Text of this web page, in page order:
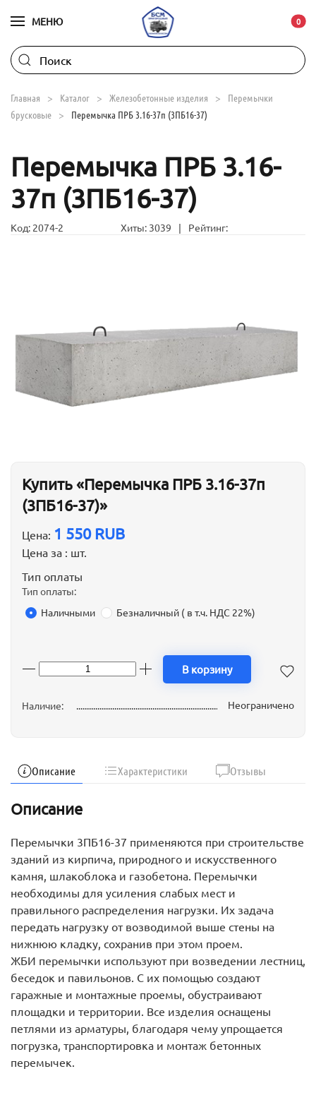
МЕНЮ 0В
Главная Каталог Железобетонные изделия
Перемычки
брусковые
Перемычка ПРБ 3.16-37п (3ПБ16-37)
Перемычка ПРБ 3.16-
37п (3ПБ16-37)
Код: 2074-2 Хиты: 3039 | Рейтинг:
Купить «Перемычка ПРБ 3.16-37п
(3ПБ16-37)»
Цена: 1 550 RUB
Цена за : шт.
Тип оплаты
Тип оплаты:
Наличными
Безналичный ( в т.ч. НДС 22%)
В корзину
Наличие: Неограничено
Описание Характеристики Отзывы
Описание
Перемычки 3ПБ16-37 применяются при строительстве
зданий из кирпича, природного и искусственного
камня, шлакоблока и газобетона. Перемычки
необходимы для усиления слабых мест и
правильного распределения нагрузки. Их задача
передать нагрузку от возводимой выше стены на
нижнюю кладку, сохранив при этом проем.
ЖБИ перемычки используют при возведении лестниц,
беседок и павильонов. С их помощью создают
гаражные и монтажные проемы, обустраивают
площадки и территории. Все изделия оснащены
петлями из арматуры, благодаря чему упрощается
погрузка, транспортировка и монтаж бетонных
перемычек.